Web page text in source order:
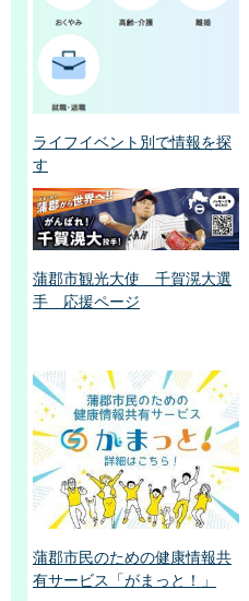
ライフイベント別で情報を探
す
蒲郡市観光大使 千賀滉大選
手 応援ページ
蒲郡市民のための健康情報共
有サービス「がまっと！」